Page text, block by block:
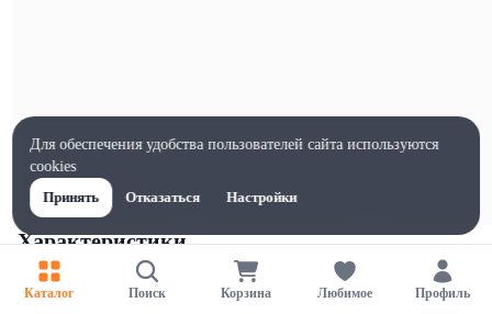
Характеристики
Ширина, мм
93
Каталог Поиск Корзина Любимое Профиль
Для обеспечения удобства пользователей сайта используются
cookies
Принять
Отказаться Настройки